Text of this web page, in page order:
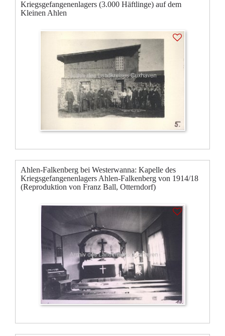
Kriegsgefangenenlagers (3.000 Häftlinge) auf dem
Kleinen Ahlen
Ahlen-Falkenberg bei Westerwanna: Kapelle des
Kriegsgefangenenlagers Ahlen-Falkenberg von 1914/18
(Reproduktion von Franz Ball, Otterndorf)